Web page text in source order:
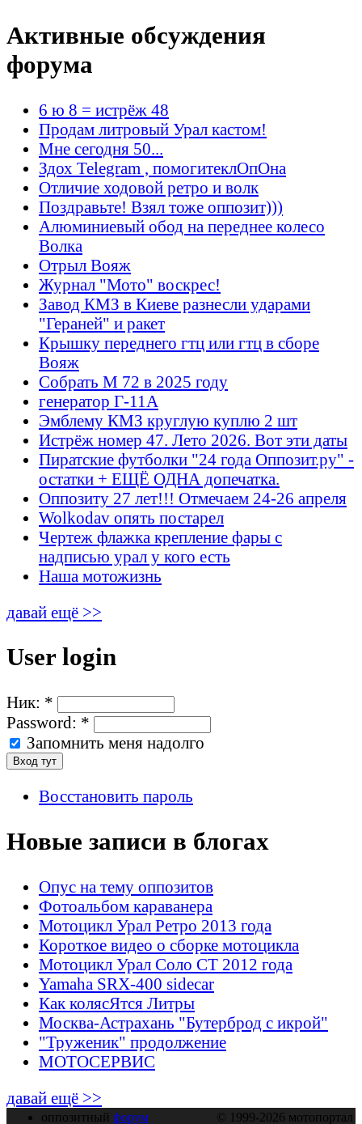
Активные обсуждения
форума
6 ю 8 = истрёж 48
Продам литровый Урал кастом!
Мне сегодня 50...
Здох Telegram , помогитеклОпОна
Отличие ходовой ретро и волк
Поздравьте! Взял тоже оппозит)))
Алюминиевый обод на переднее колесо
Волка
Отрыл Вояж
Журнал "Мото" воскрес!
Завод КМЗ в Киеве разнесли ударами
"Гераней" и ракет
Крышку переднего гтц или гтц в сборе
Вояж
Собрать М 72 в 2025 году
генератор Г-11А
Эмблему КМЗ круглую куплю 2 шт
Истрёж номер 47. Лето 2026. Вот эти даты
Пиратские футболки "24 года Оппозит.ру" -
остатки + ЕЩЁ ОДНА допечатка.
Оппозиту 27 лет!!! Отмечаем 24-26 апреля
Wolkodav опять постарел
Чертеж флажка крепление фары с
надписью урал у кого есть
Наша мотожизнь
давай ещё >>
User login
Ник: *
Password: *
Запомнить меня надолго
Восстановить пароль
Новые записи в блогах
Опус на тему оппозитов
Фотоальбом караванера
Мотоцикл Урал Ретро 2013 года
Короткое видео о сборке мотоцикла
Мотоцикл Урал Соло СТ 2012 года
Yamaha SRX-400 sidecar
Как колясЯтся Литры
Москва-Астрахань "Бутерброд с икрой"
"Труженик" продолжение
МОТОСЕРВИС
давай ещё >>
оппозитный форум © 1999-2026 мотопортал